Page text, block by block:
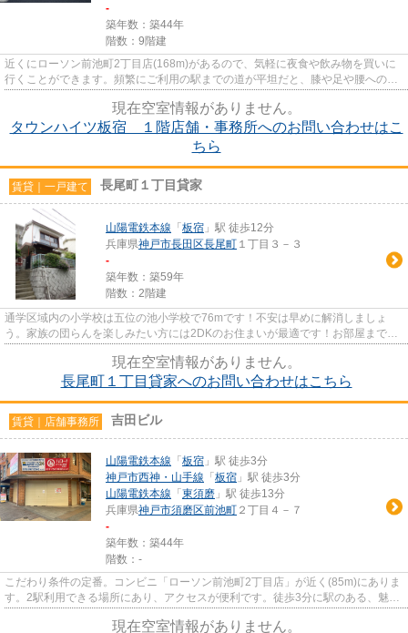
-
築年数：築44年
階数：9階建
近くにローソン前池町2丁目店(168m)があるので、気軽に夜食や飲み物を買いに
行くことができます。頻繁にご利用の駅までの道が平坦だと、膝や足や腰への負
現在空室情報がありません。
タウンハイツ板宿 １階店舗・事務所へのお問い合わせはこ
ちら
賃貸｜一戸建て 長尾町１丁目貸家
山陽電鉄本線 「 板宿 」駅 徒歩12分
兵庫県神戸市長田区長尾町 １丁目３－３
-
築年数：築59年
階数：2階建
通学区域内の小学校は五位の池小学校で76mです！不安は早めに解消しましょ
う。家族の団らんを楽しみたい方には2DKのお住まいが最適です！お部屋まで徒
現在空室情報がありません。
長尾町１丁目貸家へのお問い合わせはこちら
賃貸｜店舗事務所 吉田ビル
山陽電鉄本線 「 板宿 」駅 徒歩3分
神戸市西神・山手線 「 板宿 」駅 徒歩3分
山陽電鉄本線 「 東須磨 」駅 徒歩13分
兵庫県神戸市須磨区前池町 ２丁目４－７
-
築年数：築44年
階数：-
こだわり条件の定番。コンビニ「ローソン前池町2丁目店」が近く(85m)にありま
す。2駅利用できる場所にあり、アクセスが便利です。徒歩3分に駅のある、魅力
現在空室情報がありません。